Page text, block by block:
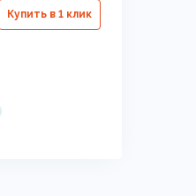
Купить в 1 клик